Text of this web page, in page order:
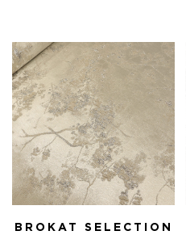
BROKAT SELECTION